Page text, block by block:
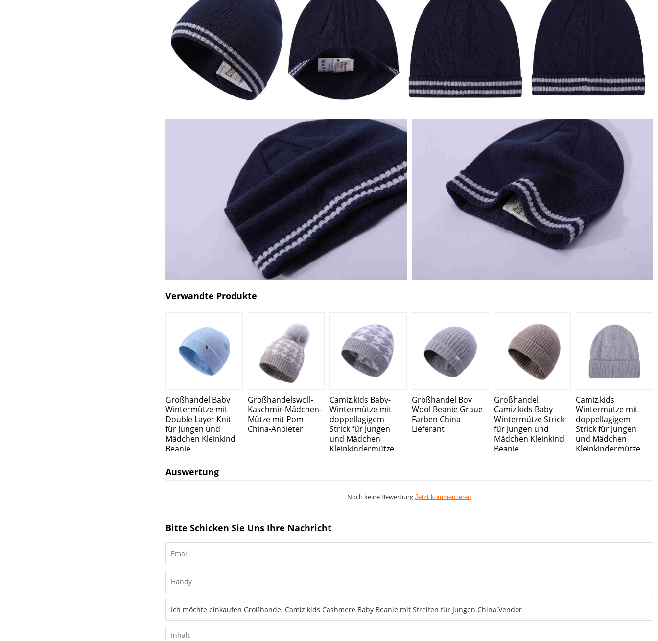
Verwandte Produkte
Großhandel Baby
Wintermütze mit
Double Layer Knit
für Jungen und
Mädchen Kleinkind
Beanie
Großhandelswoll-
Kaschmir-Mädchen-
Mütze mit Pom
China-Anbieter
Camiz.kids Baby-
Wintermütze mit
doppellagigem
Strick für Jungen
und Mädchen
Kleinkindermütze
Großhandel Boy
Wool Beanie Graue
Farben China
Lieferant
Großhandel
Camiz.kids Baby
Wintermütze Strick
für Jungen und
Mädchen Kleinkind
Beanie
Camiz.kids
Wintermütze mit
doppellagigem
Strick für Jungen
und Mädchen
Kleinkindermütze
Auswertung
Noch keine BewertungJetzt kommentieren
Bitte Schicken Sie Uns Ihre Nachricht